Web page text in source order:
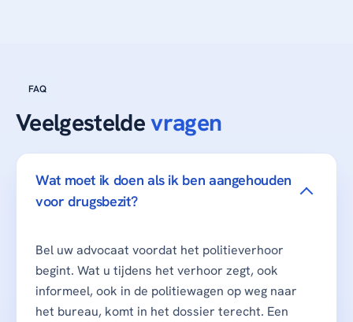
FAQ
Veelgesteldevragen
Wat moet ik doen als ik ben aangehouden
voor drugsbezit?
Bel uw advocaat voordat het politieverhoor
begint. Wat u tijdens het verhoor zegt, ook
informeel, ook in de politiewagen op weg naar
het bureau, komt in het dossier terecht. Een